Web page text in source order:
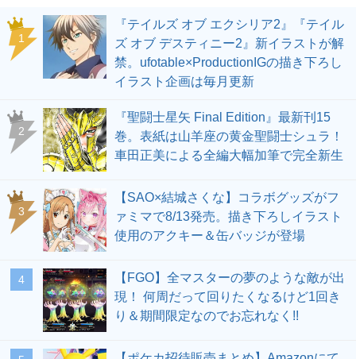
1
『テイルズ オブ エクシリア2』『テイル
ズ オブ デスティニー2』新イラストが解
禁。ufotable×ProductionIGの描き下ろし
イラスト企画は毎月更新
2
『聖闘士星矢 Final Edition』最新刊15
巻。表紙は山羊座の黄金聖闘士シュラ！
車田正美による全編大幅加筆で完全新生
3
【SAO×結城さくな】コラボグッズがフ
ァミマで8/13発売。描き下ろしイラスト
使用のアクキー＆缶バッジが登場
4
【FGO】全マスターの夢のような敵が出
現！ 何周だって回りたくなるけど1回き
り＆期間限定なのでお忘れなく!!